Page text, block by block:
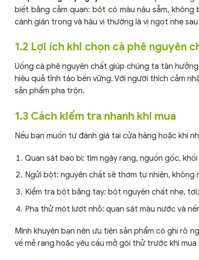
biết bằng cảm quan: bột có màu nâu sẫm,
cánh gián trong và hậu vị thường là vị ngọt nhẹ
1.2 Lợi ích khi chọn cà phê nguyên
Uống cà phê nguyên chất giúp chúng ta tận
hiệu quả tỉnh táo bền vững. Với người thích cảm
sản phẩm pha trộn.
1.3 Cách kiểm tra nhanh khi mua
Nếu bạn muốn tự đánh giá tại cửa hàng hoặc khi
Quan sát bao bì: tìm ngày rang, nguồn gốc,
Ngửi bột: nguyên chất sẽ thơm tự nhiên, không
Kiểm tra bột bằng tay: bột nguyên chất nhẹ,
Pha thử một lượt nhỏ: quan sát màu nước và
Mình khuyên bạn nên ưu tiên sản phẩm có ghi rõ
về mẻ rang hoặc yêu cầu mở gói thử trước khi mua